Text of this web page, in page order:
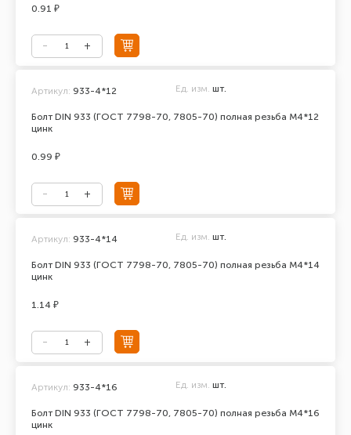
0.91 ₽
Болт DIN 933 (ГОСТ 7798-70, 7805-70) полная резьба М4*12
цинк
Артикул: 933-4*12 Ед. изм. шт.
0.99 ₽
Болт DIN 933 (ГОСТ 7798-70, 7805-70) полная резьба М4*14
цинк
Артикул: 933-4*14 Ед. изм. шт.
1.14 ₽
Болт DIN 933 (ГОСТ 7798-70, 7805-70) полная резьба М4*16
цинк
Артикул: 933-4*16 Ед. изм. шт.